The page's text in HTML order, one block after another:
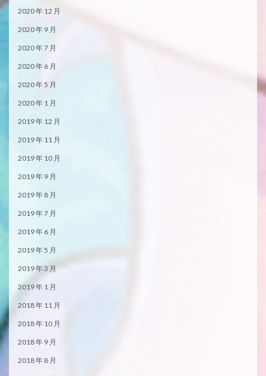
2020 年 12 月
2020 年 9 月
2020 年 7 月
2020 年 6 月
2020 年 5 月
2020 年 1 月
2019 年 12 月
2019 年 11 月
2019 年 10 月
2019 年 9 月
2019 年 8 月
2019 年 7 月
2019 年 6 月
2019 年 5 月
2019 年 3 月
2019 年 1 月
2018 年 11 月
2018 年 10 月
2018 年 9 月
2018 年 8 月